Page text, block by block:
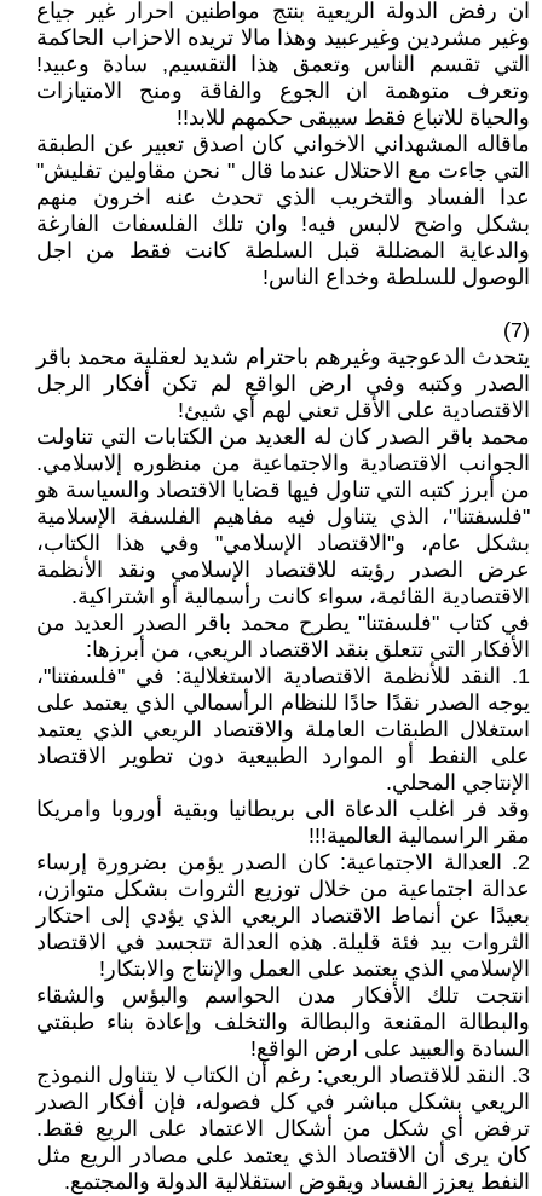
ان رفض الدولة الريعية بنتج مواطنين احرار غير جياع
وغير مشردين وغيرعبيد وهذا مالا تريده الاحزاب الحاكمة
التي تقسم الناس وتعمق هذا التقسيم, سادة وعبيد!
وتعرف متوهمة ان الجوع والفاقة ومنح الامتيازات
والحياة للاتباع فقط سيبقى حكمهم للابد!!
ماقاله المشهداني الاخواني كان اصدق تعبير عن الطبقة
التي جاءت مع الاحتلال عندما قال " نحن مقاولين تفليش"
عدا الفساد والتخريب الذي تحدث عنه اخرون منهم
بشكل واضح لالبس فيه! وان تلك الفلسفات الفارغة
والدعاية المضللة قبل السلطة كانت فقط من اجل
الوصول للسلطة وخداع الناس!
(7)
يتحدث الدعوجية وغيرهم باحترام شديد لعقلية محمد باقر
الصدر وكتبه وفي ارض الواقع لم تكن أفكار الرجل
الاقتصادية على الأقل تعني لهم أي شيئ!
محمد باقر الصدر كان له العديد من الكتابات التي تناولت
الجوانب الاقتصادية والاجتماعية من منظوره إلاسلامي.
من أبرز كتبه التي تناول فيها قضايا الاقتصاد والسياسة هو
"فلسفتنا"، الذي يتناول فيه مفاهيم الفلسفة الإسلامية
بشكل عام، و"الاقتصاد الإسلامي" وفي هذا الكتاب،
عرض الصدر رؤيته للاقتصاد الإسلامي ونقد الأنظمة
الاقتصادية القائمة، سواء كانت رأسمالية أو اشتراكية.
في كتاب "فلسفتنا" يطرح محمد باقر الصدر العديد من
الأفكار التي تتعلق بنقد الاقتصاد الريعي، من أبرزها:
1. النقد للأنظمة الاقتصادية الاستغلالية: في "فلسفتنا"،
يوجه الصدر نقدًا حادًا للنظام الرأسمالي الذي يعتمد على
استغلال الطبقات العاملة والاقتصاد الريعي الذي يعتمد
على النفط أو الموارد الطبيعية دون تطوير الاقتصاد
الإنتاجي المحلي.
وقد فر اغلب الدعاة الى بريطانيا وبقية أوروبا وامريكا
مقر الراسمالية العالمية!!!
2. العدالة الاجتماعية: كان الصدر يؤمن بضرورة إرساء
عدالة اجتماعية من خلال توزيع الثروات بشكل متوازن،
بعيدًا عن أنماط الاقتصاد الريعي الذي يؤدي إلى احتكار
الثروات بيد فئة قليلة. هذه العدالة تتجسد في الاقتصاد
الإسلامي الذي يعتمد على العمل والإنتاج والابتكار!
انتجت تلك الأفكار مدن الحواسم والبؤس والشقاء
والبطالة المقنعة والبطالة والتخلف وإعادة بناء طبقتي
السادة والعبيد على ارض الواقع!
3. النقد للاقتصاد الريعي: رغم أن الكتاب لا يتناول النموذج
الريعي بشكل مباشر في كل فصوله، فإن أفكار الصدر
ترفض أي شكل من أشكال الاعتماد على الريع فقط.
كان يرى أن الاقتصاد الذي يعتمد على مصادر الريع مثل
النفط يعزز الفساد ويقوض استقلالية الدولة والمجتمع.